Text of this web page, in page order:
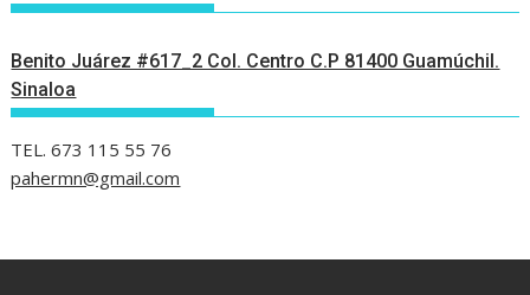
Benito Juárez #617_2 Col. Centro C.P 81400 Guamúchil.
Sinaloa
TEL. 673 115 55 76
pahermn@gmail.com